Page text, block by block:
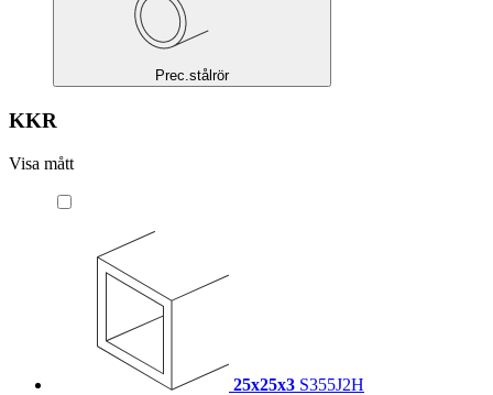
Prec.stålrör
KKR
Visa mått
25x25x3 S355J2H